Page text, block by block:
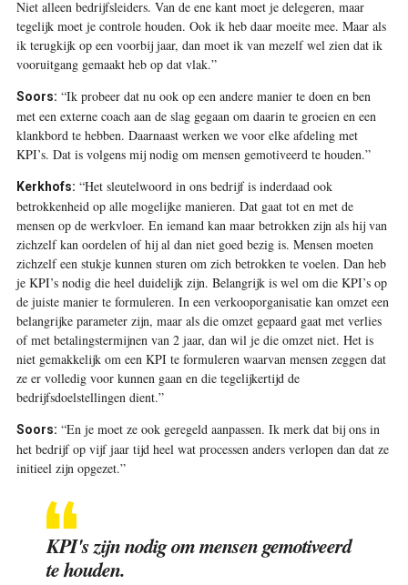
Niet alleen bedrijfsleiders. Van de ene kant moet je delegeren, maar
tegelijk moet je controle houden. Ook ik heb daar moeite mee. Maar als
ik terugkijk op een voorbij jaar, dan moet ik van mezelf wel zien dat ik
vooruitgang gemaakt heb op dat vlak.”
Soors: “Ik probeer dat nu ook op een andere manier te doen en ben
met een externe coach aan de slag gegaan om daarin te groeien en een
klankbord te hebben. Daarnaast werken we voor elke afdeling met
KPI’s. Dat is volgens mij nodig om mensen gemotiveerd te houden.”
Kerkhofs: “Het sleutelwoord in ons bedrijf is inderdaad ook
betrokkenheid op alle mogelijke manieren. Dat gaat tot en met de
mensen op de werkvloer. En iemand kan maar betrokken zijn als hij van
zichzelf kan oordelen of hij al dan niet goed bezig is. Mensen moeten
zichzelf een stukje kunnen sturen om zich betrokken te voelen. Dan heb
je KPI’s nodig die heel duidelijk zijn. Belangrijk is wel om die KPI’s op
de juiste manier te formuleren. In een verkooporganisatie kan omzet een
belangrijke parameter zijn, maar als die omzet gepaard gaat met verlies
of met betalingstermijnen van 2 jaar, dan wil je die omzet niet. Het is
niet gemakkelijk om een KPI te formuleren waarvan mensen zeggen dat
ze er volledig voor kunnen gaan en die tegelijkertijd de
bedrijfsdoelstellingen dient.”
Soors: “En je moet ze ook geregeld aanpassen. Ik merk dat bij ons in
het bedrijf op vijf jaar tijd heel wat processen anders verlopen dan dat ze
initieel zijn opgezet.”
KPI's zijn nodig om mensen gemotiveerd
te houden.